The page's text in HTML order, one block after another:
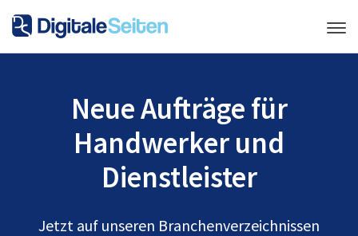
Neue Aufträge für
Handwerker und
Dienstleister
Jetzt auf unseren Branchenverzeichnissen